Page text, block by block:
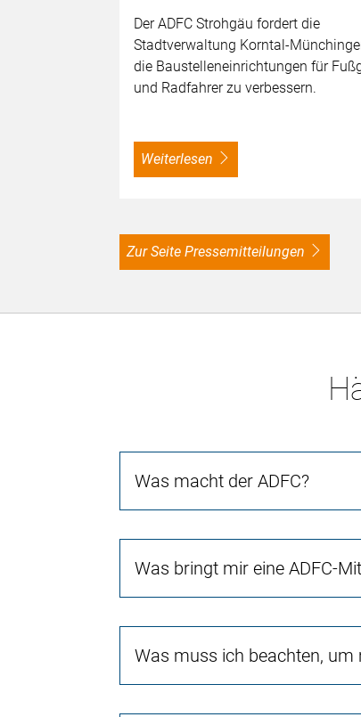
Der ADFC Strohgäu fordert die
Stadtverwaltung Korntal-
die Baustelleneinrichtungen für
und Radfahrer zu verbessern.
weiterlesen
zur Seite Pressemitteilungen
Was macht der ADFC?
Was bringt mir eine ADFC-
Was muss ich beachten,